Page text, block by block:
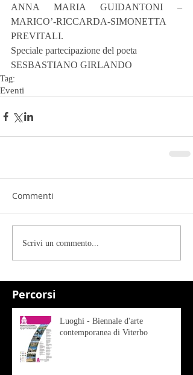
Percorsi
ANNA MARIA GUIDANTONI –
MARICO’-RICCARDA-SIMONETTA
PREVITALI.
Speciale partecipazione del poeta
SESBASTIANO GIRLANDO
Tag:
Eventi
Commenti
Scrivi un commento...
Luoghi - Biennale d'arte
contemporanea di Viterbo